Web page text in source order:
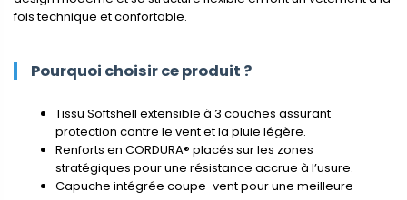
fois technique et confortable.
Pourquoi choisir ce produit ?
Tissu Softshell extensible à 3 couches assurant
protection contre le vent et la pluie légère.
Renforts en CORDURA® placés sur les zones
stratégiques pour une résistance accrue à l’usure.
Capuche intégrée coupe-vent pour une meilleure